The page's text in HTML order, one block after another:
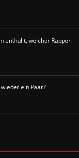
enthüllt, welcher Rapper
ein Paar?